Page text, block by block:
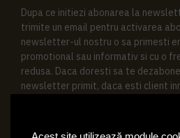
Dupa ce initiezi abonarea la
trimite un email pentru activarea
newsletter-ul nostru o sa primesti
promotional sau informativ si cu o
redusa. Daca doresti sa te
newsletter primit, daca esti client
speciala in contul tau in acest scop,
contacta oricand pe email pentru